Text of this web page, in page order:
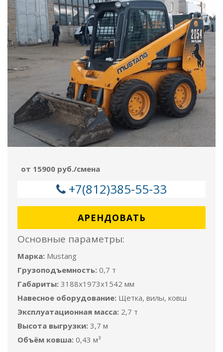
от 15900 руб./смена
+7(812)385-55-33
АРЕНДОВАТЬ
Основные параметры:
Марка: Mustang
Грузоподъемность: 0,7 т
Габариты: 3188х1973x1542 мм
Навесное оборудование: Щетка, вилы, ковш
Эксплуатационная масса: 2,7 т
Высота выгрузки: 3,7 м
Объём ковша: 0,43 м³